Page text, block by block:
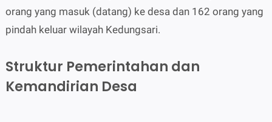
orang yang masuk (datang) ke desa dan 162 orang yang
pindah keluar wilayah Kedungsari.
Struktur Pemerintahan dan
Kemandirian Desa